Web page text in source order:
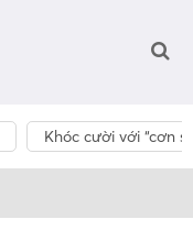
Khóc cười với “cơn